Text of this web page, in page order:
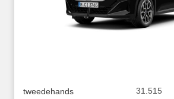
tweedehands
31.515